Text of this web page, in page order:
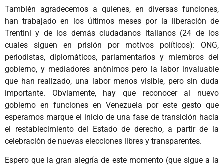
También agradecemos a quienes, en diversas funciones,
han trabajado en los últimos meses por la liberación de
Trentini y de los demás ciudadanos italianos (24 de los
cuales siguen en prisión por motivos políticos): ONG,
periodistas, diplomáticos, parlamentarios y miembros del
gobierno, y mediadores anónimos pero la labor invaluable
que han realizado, una labor menos visible, pero sin duda
importante. Obviamente, hay que reconocer al nuevo
gobierno en funciones en Venezuela por este gesto que
esperamos marque el inicio de una fase de transición hacia
el restablecimiento del Estado de derecho, a partir de la
celebración de nuevas elecciones libres y transparentes.
Espero que la gran alegría de este momento (que sigue a la